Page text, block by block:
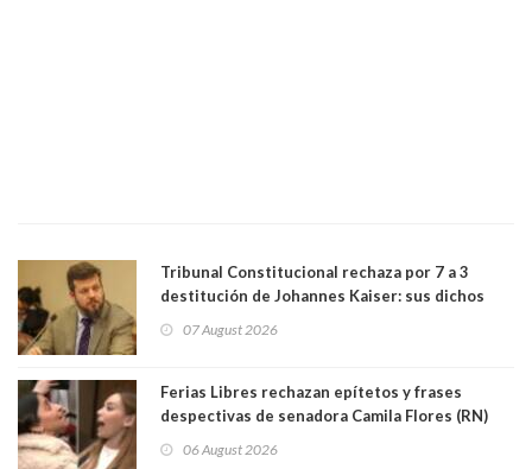
Tribunal Constitucional rechaza por 7 a 3
destitución de Johannes Kaiser: sus dichos
justicia constitucional porque no es diputado
07 August 2026
Ferias Libres rechazan epítetos y frases
despectivas de senadora Camila Flores (RN)
06 August 2026